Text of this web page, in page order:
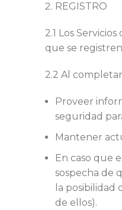
REGISTRO
2.1 Los
que se
2.2 Al
Proveer
seguridad
Mantener
En caso que
sospecha de
la
de ellos).